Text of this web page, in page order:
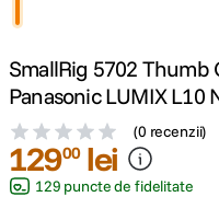
. peak design
canon sx740 hs
6. lavaliera
SmallRig 5702 Thumb
Panasonic LUMIX L10
(0 recenzii)
12900 lei
129 puncte de fidelitate